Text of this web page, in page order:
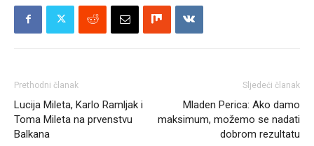
Prethodni članak
Lucija Mileta, Karlo Ramljak i
Toma Mileta na prvenstvu
Balkana
Sljedeći članak
Mladen Perica: Ako damo
maksimum, možemo se nadati
dobrom rezultatu